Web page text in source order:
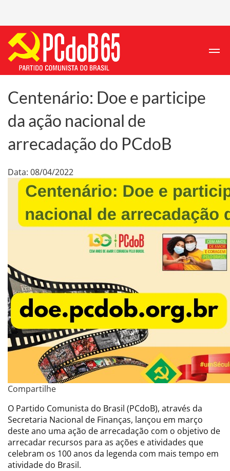
Centenário: Doe e participe
da ação nacional de
arrecadação do PCdoB
Data: 08/04/2022
Compartilhe
O Partido Comunista do Brasil (PCdoB), através da
Secretaria Nacional de Finanças, lançou em março
deste ano uma ação de arrecadação com o objetivo de
arrecadar recursos para as ações e atividades que
celebram os 100 anos da legenda com mais tempo em
atividade do Brasil.